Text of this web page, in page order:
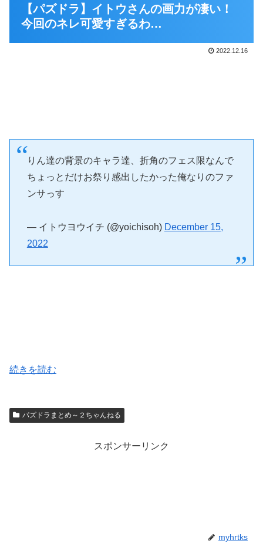
【パズドラ】イトウさんの画力が凄い！
今回のネレ可愛すぎるわ…
2022.12.16
りん達の背景のキャラ達、折角のフェス限なんで
ちょっとだけお祭り感出したかった俺なりのファ
ンサっす
— イトウヨウイチ (@yoichisoh) December 15,
2022
続きを読む
パズドラまとめ～２ちゃんねる
スポンサーリンク
myhrtks